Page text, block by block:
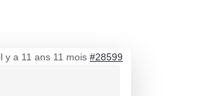
il y a 11 ans 11 mois #28599